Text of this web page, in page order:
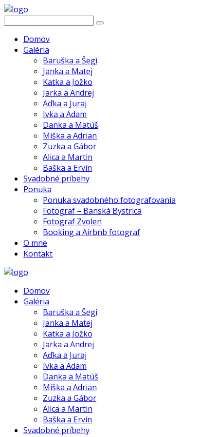
Domov
Galéria
Baruška a Šegi
Janka a Matej
Katka a Jožko
Jarka a Andrej
Aďka a Juraj
Ivka a Adam
Danka a Matúš
Miška a Adrian
Zuzka a Gábor
Alica a Martin
Baška a Ervín
Svadobné príbehy
Ponuka
Ponuka svadobného fotografovania
Fotograf – Banská Bystrica
Fotograf Zvolen
Booking a Airbnb fotograf
O mne
Kontakt
Domov
Galéria
Baruška a Šegi
Janka a Matej
Katka a Jožko
Jarka a Andrej
Aďka a Juraj
Ivka a Adam
Danka a Matúš
Miška a Adrian
Zuzka a Gábor
Alica a Martin
Baška a Ervín
Svadobné príbehy